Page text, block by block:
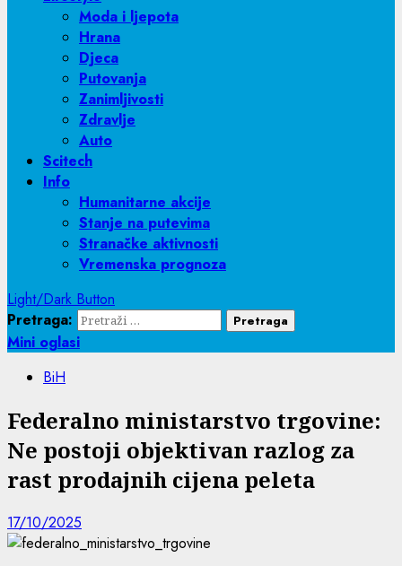
Moda i ljepota
Hrana
Djeca
Putovanja
Zanimljivosti
Zdravlje
Auto
Scitech
Info
Humanitarne akcije
Stanje na putevima
Stranačke aktivnosti
Vremenska prognoza
Light/Dark Button
Pretraga:
Mini oglasi
BiH
Federalno ministarstvo trgovine:
Ne postoji objektivan razlog za
rast prodajnih cijena peleta
17/10/2025